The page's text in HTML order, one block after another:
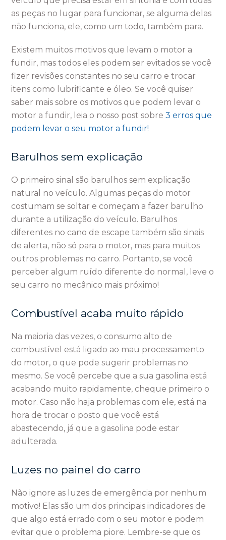
as peças no lugar para funcionar, se alguma delas
não funciona, ele, como um todo, também para.
Existem muitos motivos que levam o motor a
fundir, mas todos eles podem ser evitados se você
fizer revisões constantes no seu carro e trocar
itens como lubrificante e óleo. Se você quiser
saber mais sobre os motivos que podem levar o
motor a fundir, leia o nosso post sobre3 erros que
podem levar o seu motor a fundir!
Barulhos sem explicação
O primeiro sinal são barulhos sem explicação
natural no veículo. Algumas peças do motor
costumam se soltar e começam a fazer barulho
durante a utilização do veículo. Barulhos
diferentes no cano de escape também são sinais
de alerta, não só para o motor, mas para muitos
outros problemas no carro. Portanto, se você
perceber algum ruído diferente do normal, leve o
seu carro no mecânico mais próximo!
Combustível acaba muito rápido
Na maioria das vezes, o consumo alto de
combustível está ligado ao mau processamento
do motor, o que pode sugerir problemas no
mesmo. Se você percebe que a sua gasolina está
acabando muito rapidamente, cheque primeiro o
motor. Caso não haja problemas com ele, está na
hora de trocar o posto que você está
abastecendo, já que a gasolina pode estar
adulterada.
Luzes no painel do carro
Não ignore as luzes de emergência por nenhum
motivo! Elas são um dos principais indicadores de
que algo está errado com o seu motor e podem
evitar que o problema piore. Lembre-se que os